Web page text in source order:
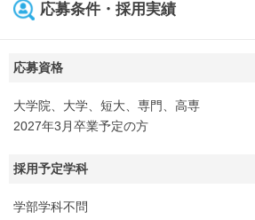
応募条件・採用実績
応募資格
大学院、大学、短大、専門、高専
2027年3月卒業予定の方
採用予定学科
学部学科不問